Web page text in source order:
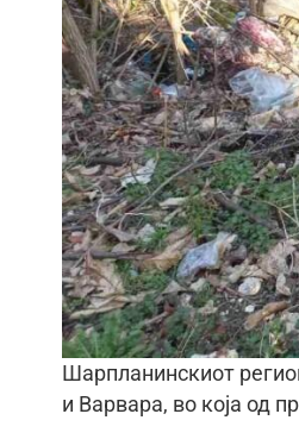
Шарпланинскиот
и Варвара, во која од